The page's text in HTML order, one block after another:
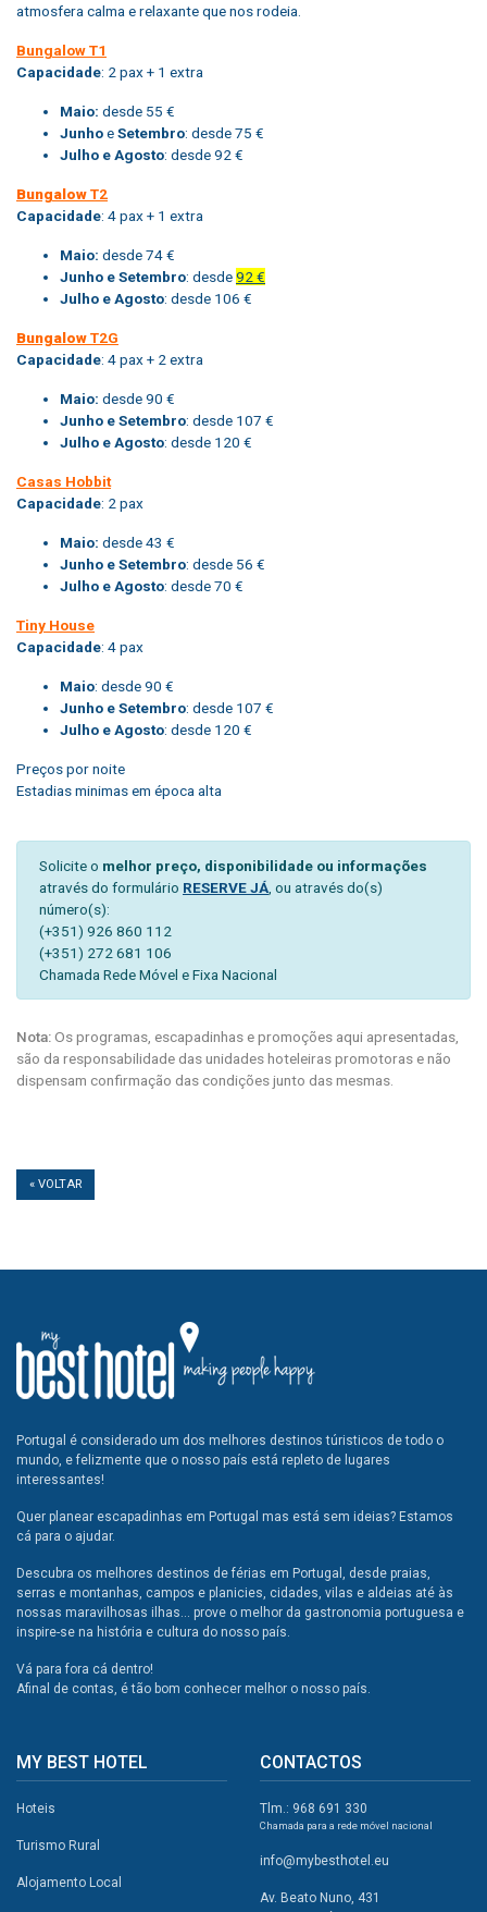
atmosfera calma e relaxante que nos rodeia.
Bungalow T1
Capacidade: 2 pax + 1 extra
Maio: desde 55 €
JunhoeSetembro: desde 75 €
Julho e Agosto: desde 92 €
BungalowT2
Capacidade: 4 pax + 1 extra
Maio: desde 74 €
Junho e Setembro: desde92 €
Julho e Agosto: desde 106 €
BungalowT2G
Capacidade: 4 pax + 2 extra
Maio: desde 90 €
Junho e Setembro: desde 107 €
Julho e Agosto: desde 120 €
Casas Hobbit
Capacidade: 2 pax
Maio: desde 43 €
Junho e Setembro: desde 56 €
Julho e Agosto: desde 70 €
Tiny House
Capacidade: 4 pax
Maio: desde 90 €
Junho e Setembro: desde 107 €
Julho e Agosto: desde 120 €
Preços por noite
Estadias minimas em época alta
Solicite o melhor preço, disponibilidade ou informações
através do formulário RESERVE JÁ , ou através do(s)
número(s):
(+351) 926 860 112
(+351) 272 681 106
Chamada Rede Móvel e Fixa Nacional
Nota:Os programas, escapadinhas e promoções aqui apresentadas,
são da responsabilidade das unidades hoteleiras promotoras e não
dispensam confirmação das condições junto das mesmas.
« VOLTAR
Portugal é considerado um dos melhores destinos túristicos de todo o
mundo, e felizmente que o nosso país está repleto de lugares
interessantes!
Quer planear escapadinhas em Portugal mas está sem ideias? Estamos
cá para o ajudar.
Descubra os melhores destinos de férias em Portugal, desde praias,
serras e montanhas, campos e planicies, cidades, vilas e aldeias até às
nossas maravilhosas ilhas... prove o melhor da gastronomia portuguesa e
inspire-se na história e cultura do nosso país.
Vá para fora cá dentro!
Afinal de contas, é tão bom conhecer melhor o nosso país.
MY BEST HOTEL
Hoteis
Turismo Rural
Alojamento Local
CONTACTOS
Tlm.: 968 691 330
Chamada para a rede móvel nacional
info@mybesthotel.eu
Av. Beato Nuno, 431